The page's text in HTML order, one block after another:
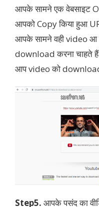
आपके सामने एक वेबसाइट
आपको Copy किया हुआ
आपके सामने वही video
download करना चाहते
आप video को
Step5. आपके पसंद का